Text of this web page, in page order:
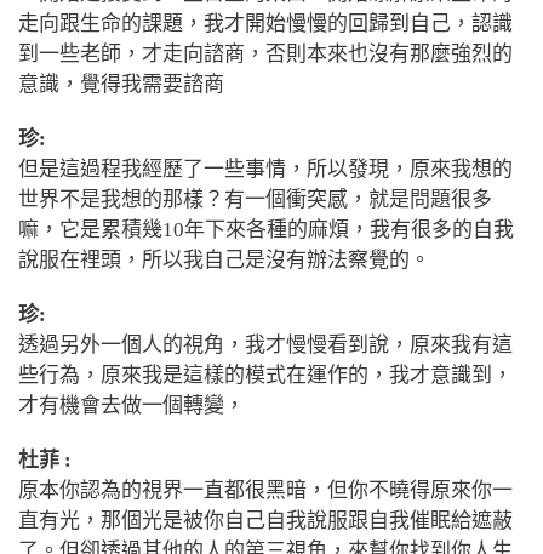
走向跟生命的課題，我才開始慢慢的回歸到自己，認識
到一些老師，才走向諮商，否則本來也沒有那麼強烈的
意識，覺得我需要諮商
珍:
但是這過程我經歷了一些事情，所以發現，原來我想的
世界不是我想的那樣？有一個衝突感，就是問題很多
嘛，它是累積幾10年下來各種的麻煩，我有很多的自我
說服在裡頭，所以我自己是沒有辦法察覺的。
珍:
透過另外一個人的視角，我才慢慢看到說，原來我有這
些行為，原來我是這樣的模式在運作的，我才意識到，
才有機會去做一個轉變，
杜菲 :
原本你認為的視界一直都很黑暗，但你不曉得原來你一
直有光，那個光是被你自己自我說服跟自我催眠給遮蔽